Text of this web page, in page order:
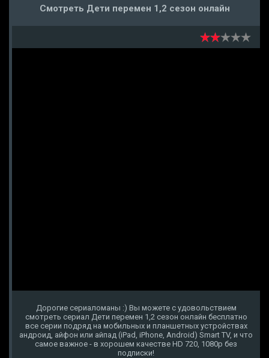
Смотреть Дети перемен 1,2 сезон онлайн
Дорогие сериаломаны :) Вы можете с удовольствием
смотреть сериал Дети перемен 1,2 сезон онлайн бесплатно
все серии подряд на мобильных и планшетных устройствах
андроид, айфон или айпад (iPad, iPhone, Android) Smart TV, и что
самое важное - в хорошем качестве HD 720, 1080p без
подписки!